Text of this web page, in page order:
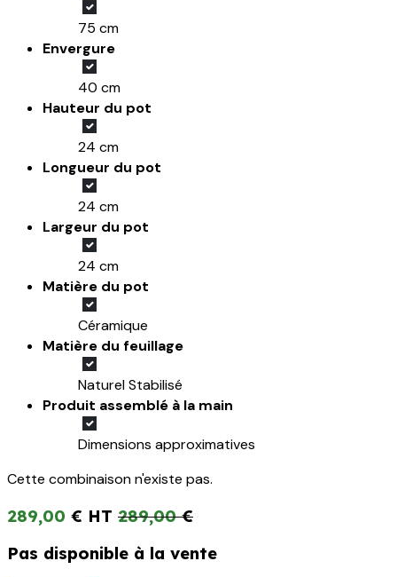
75 cm
Envergure
40 cm
Hauteur du pot
24 cm
Longueur du pot
24 cm
Largeur du pot
24 cm
Matière du pot
Céramique
Matière du feuillage
Naturel Stabilisé
Produit assemblé à la main
Dimensions approximatives
Cette combinaison n'existe pas.
289,00 € 289,00€
Pas disponible à la vente